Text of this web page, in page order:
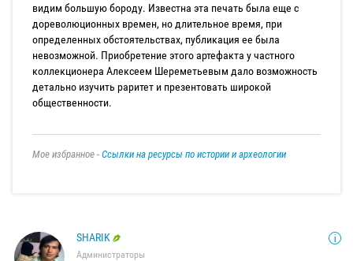
видим большую бороду. Известна эта печать была еще с
дореволюционных времен, но длительное время, при
определенных обстоятельствах, публикация ее была
невозможной. Приобретение этого артефакта у частного
коллекционера Алексеем Шереметьевым дало возможность
детально изучить раритет и презентовать широкой
общественности.
Мое избранное - Ссылки на ресурсы по истории и археологии
SHARIK
Администраторы